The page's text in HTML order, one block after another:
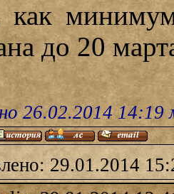
как
до 20
26.02.2014
29.01.2014